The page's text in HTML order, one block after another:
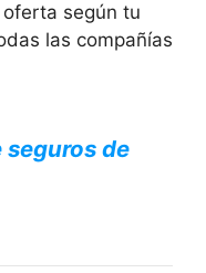
según tu
las compañías
seguros de